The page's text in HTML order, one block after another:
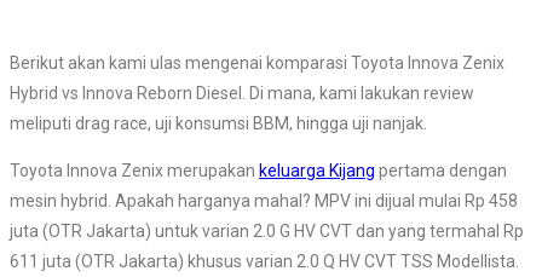
Berikut akan kami ulas mengenai komparasi Toyota Innova Zenix
Hybrid vs Innova Reborn Diesel. Di mana, kami lakukan review
meliputi drag race, uji konsumsi BBM, hingga uji nanjak.
Toyota Innova Zenix merupakan keluarga Kijang pertama dengan
mesin hybrid. Apakah harganya mahal? MPV ini dijual mulai Rp 458
juta (OTR Jakarta) untuk varian 2.0 G HV CVT dan yang termahal Rp
611 juta (OTR Jakarta) khusus varian 2.0 Q HV CVT TSS Modellista.